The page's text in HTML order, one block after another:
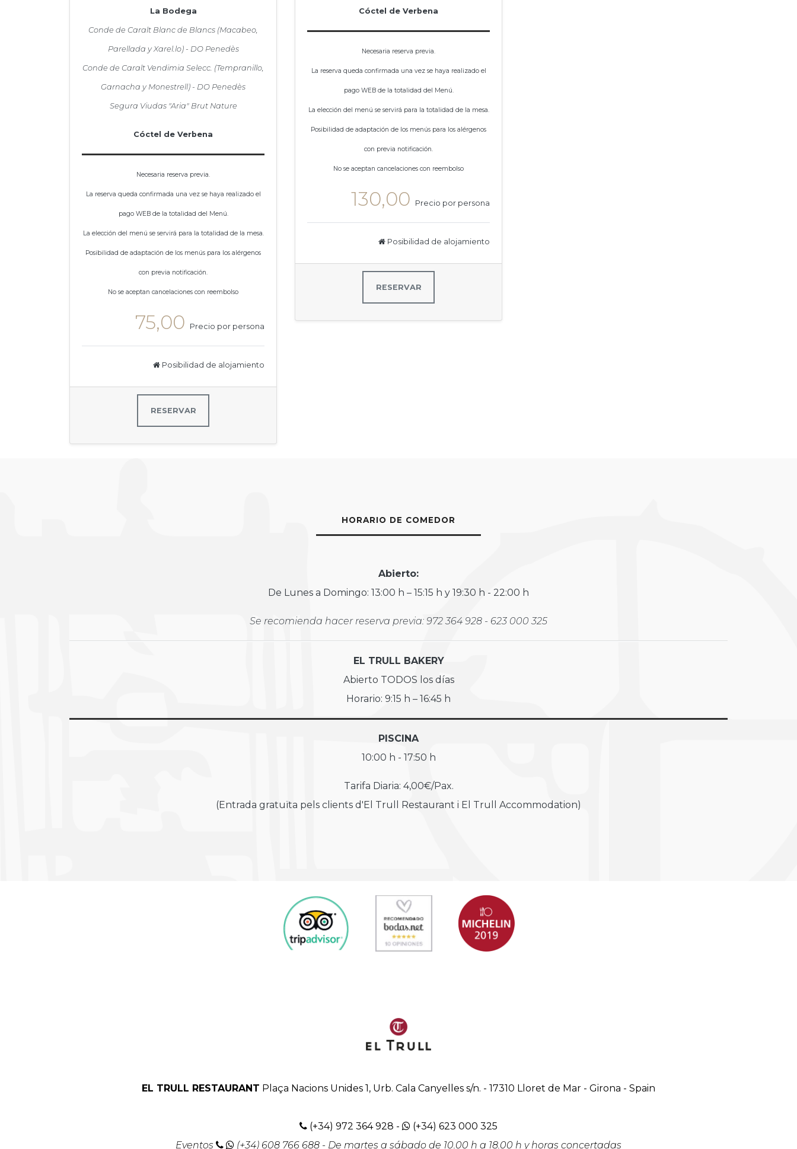
La Bodega
Conde de Caralt Blanc de Blancs (Macabeo,
Parellada y Xarel.lo) - DO Penedès
Conde de Caralt Vendimia Selecc. (Tempranillo,
Garnacha y Monestrell) - DO Penedès
Segura Viudas "Aria" Brut Nature
Cóctel de Verbena
Necesaria reserva previa.
La reserva queda confirmada una vez se haya realizado el
pago WEB de la totalidad del Menú.
La elección del menú se servirá para la totalidad de la mesa.
Posibilidad de adaptación de los menús para los alérgenos
con previa notificación.
No se aceptan cancelaciones con reembolso
75,00 Precio por persona
Posibilidad de alojamiento
RESERVAR
Cóctel de Verbena
Necesaria reserva previa.
La reserva queda confirmada una vez se haya realizado el
pago WEB de la totalidad del Menú.
La elección del menú se servirá para la totalidad de la mesa.
Posibilidad de adaptación de los menús para los alérgenos
con previa notificación.
No se aceptan cancelaciones con reembolso
130,00 Precio por persona
Posibilidad de alojamiento
RESERVAR
HORARIO DE COMEDOR
Abierto:
De Lunes a Domingo: 13:00 h – 15:15 h y 19:30 h - 22:00 h
Se recomienda hacer reserva previa: 972 364 928 - 623 000 325
EL TRULL BAKERY
Abierto TODOS los días
Horario: 9:15 h – 16:45 h
PISCINA
10:00 h - 17:50 h
Tarifa Diaria: 4,00€/Pax.
(Entrada gratuïta pels clients d'El Trull Restaurant i El Trull Accommodation)
EL TRULL RESTAURANT Plaça Nacions Unides 1, Urb. Cala Canyelles s/n. - 17310 Lloret de Mar - Girona - Spain
(+34) 972 364 928 -
(+34) 623 000 325
Eventos
(+34) 608 766 688 - De martes a sábado de 10.00 h a 18.00 h y horas concertadas